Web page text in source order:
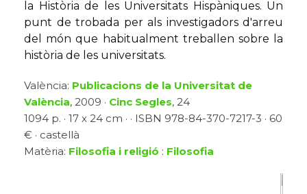
la Història de les Universitats Hispàniques. Un
punt de trobada per als investigadors d'arreu
del món que habitualment treballen sobre la
història de les universitats.
València: Publicacions de la Universitat de
València, 2009 · Cinc Segles, 24
1094 p. · 17 x 24 cm · · ISBN 978-84-370-7217-3 · 60
€ · castellà
Matèria: Filosofia i religió : Filosofia